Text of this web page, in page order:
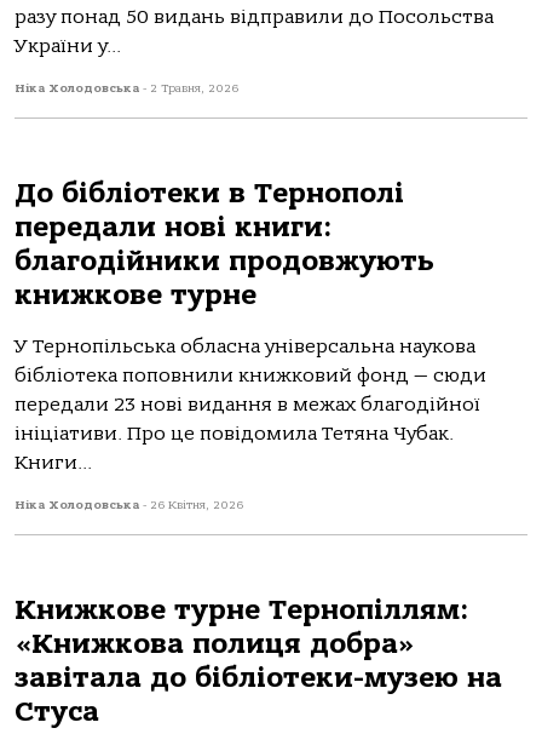
разу понад 50 видань відправили до Посольства
України у...
Ніка Холодовська - 2 Травня, 2026
До бібліотеки в Тернополі
передали нові книги:
благодійники продовжують
книжкове турне
У Тернопільська обласна універсальна наукова
бібліотека поповнили книжковий фонд — сюди
передали 23 нові видання в межах благодійної
ініціативи. Про це повідомила Тетяна Чубак.
Книги...
Ніка Холодовська - 26 Квітня, 2026
Книжкове турне Тернопіллям:
«Книжкова полиця добра»
завітала до бібліотеки-музею на
Стуса